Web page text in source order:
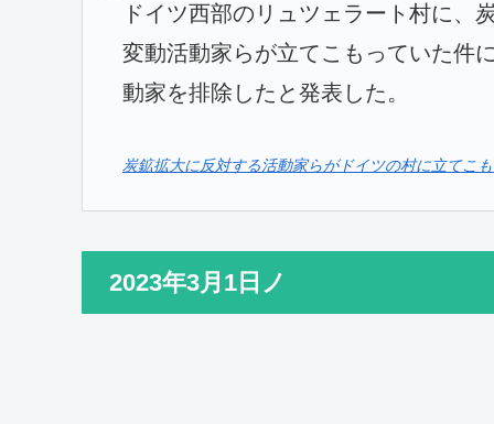
ドイツ西部のリュツェラート村に、
変動活動家らが立てこもっていた件
動家を排除したと発表した。
炭鉱拡大に反対する活動家らがドイツの村に立てこ
2023年3月1日ノ